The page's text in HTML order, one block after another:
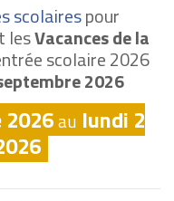
scolairespour
lesVacances de la
scolaire 2026
2026
2026au lundi 2